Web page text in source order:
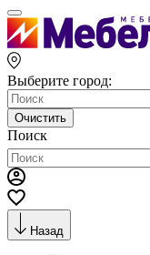
Выберите город:
Очистить
Поиск
Назад